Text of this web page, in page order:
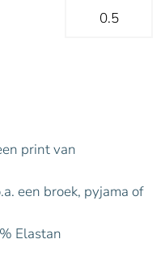
print van
een broek, pyjama of
Elastan